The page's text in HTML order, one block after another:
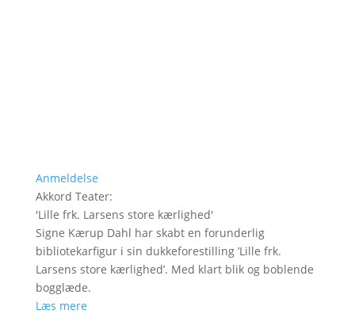
Anmeldelse
Akkord Teater:
'Lille frk. Larsens store kærlighed'
Signe Kærup Dahl har skabt en forunderlig
bibliotekarfigur i sin dukkeforestilling ’Lille frk.
Larsens store kærlighed’. Med klart blik og boblende
bogglæde.
Læs mere